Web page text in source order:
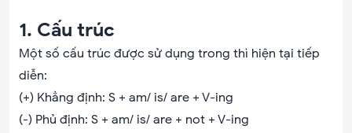
1. Cấu trúc
Một số cấu trúc được sử dụng trong thì hiện tại tiếp
diễn:
(+) Khẳng định: S + am/ is/ are + V-ing
(-) Phủ định: S + am/ is/ are + not + V-ing